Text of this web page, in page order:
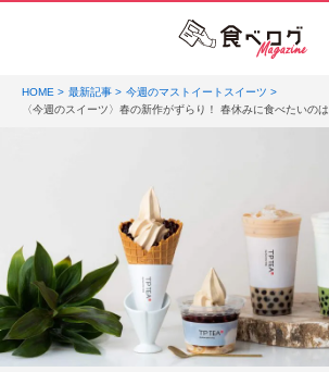
HOME 最新記事
今週のマストイートスイーツ
〈今週のスイーツ〉春の新作がずらり！ 春休みに食べたいの